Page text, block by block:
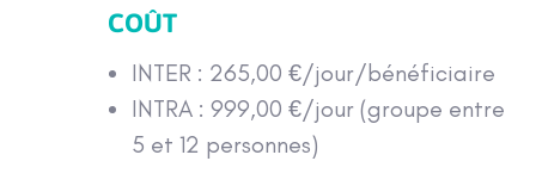
COÛT
INTER : 265,00 €/jour/bénéficiaire
INTRA : 999,00 €/jour (groupe entre
5 et 12 personnes)